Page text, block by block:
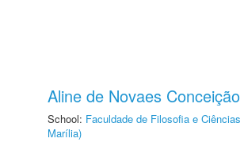
Aline de Novaes Conceição
School: Faculdade de Filosofia e
Marília)